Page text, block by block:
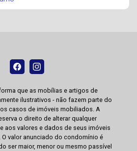
que as mobílias e artigos de
ilustrativos - não fazem parte do
casos de imóveis mobiliados. A
o direito de alterar qualquer
aos valores e dados de seus imóveis
O valor anunciado do condomínio é
ser maior, menor ou mesmo passível